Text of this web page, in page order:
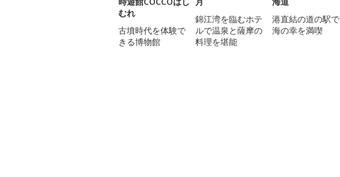
むれ
古墳時代を体験で
きる博物館
錦江湾を臨むホテ
ルで温泉と薩摩の
料理を堪能
港直結の道の駅で
海の幸を満喫